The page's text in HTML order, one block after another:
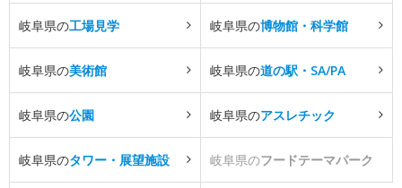
岐阜県の工場見学 岐阜県の博物館・科学館
岐阜県の美術館 岐阜県の道の駅・SA/PA
岐阜県の公園 岐阜県のアスレチック
岐阜県のタワー・展望施設 岐阜県のフードテーマパーク